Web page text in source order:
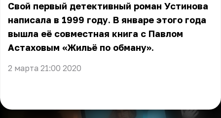
Свой первый детективный роман Устинова
написала в 1999 году. В январе этого года
вышла её совместная книга с Павлом
Астаховым «Жильё по обману».
2 марта 21:00 2020